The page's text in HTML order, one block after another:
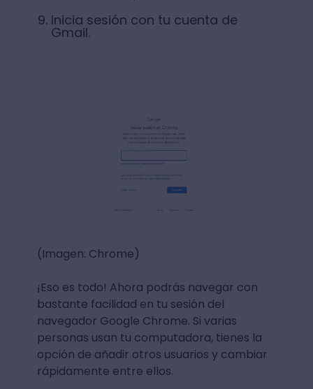
Inicia sesión con tu cuenta de
Gmail.
(Imagen: Chrome)
¡Eso es todo! Ahora podrás navegar con
bastante facilidad en tu sesión del
navegador Google Chrome. Si varias
personas usan tu computadora, tienes la
opción de añadir otros usuarios y cambiar
rápidamente entre ellos.